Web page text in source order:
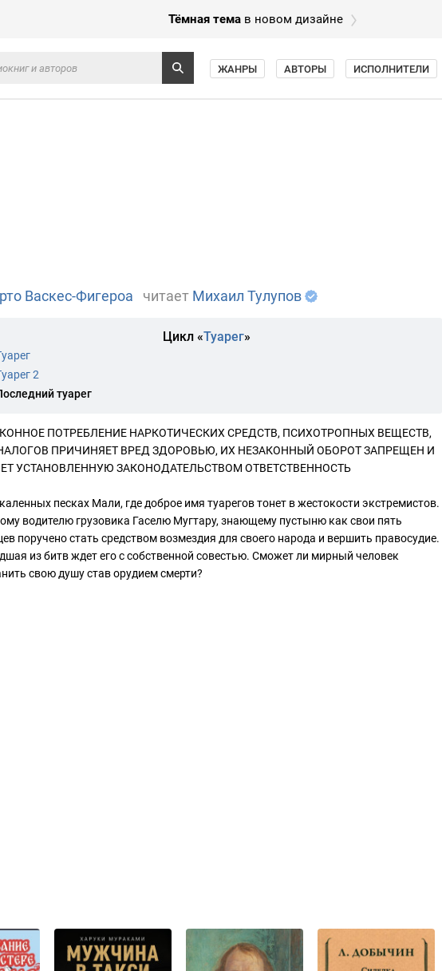
Тёмная тема в новом дизайне
ЖАНРЫ АВТОРЫ ИСПОЛНИТЕЛИ
Васкес-Фигероа читает Михаил Тулупов
Цикл «Туарег»
2
туарег
ПОТРЕБЛЕНИЕ НАРКОТИЧЕСКИХ СРЕДСТВ, ПСИХОТРОПНЫХ ВЕЩЕСТВ,
ПРИЧИНЯЕТ ВРЕД ЗДОРОВЬЮ, ИХ НЕЗАКОННЫЙ ОБОРОТ ЗАПРЕЩЕН И
УСТАНОВЛЕННУЮ ЗАКОНОДАТЕЛЬСТВОМ ОТВЕТСТВЕННОСТЬ
песках Мали, где доброе имя туарегов тонет в жестокости экстремистов.
водителю грузовика Гаселю Мугтару, знающему пустыню как свои пять
поручено стать средством возмездия для своего народа и вершить правосудие.
из битв ждет его с собственной совестью. Сможет ли мирный человек
свою душу став орудием смерти?